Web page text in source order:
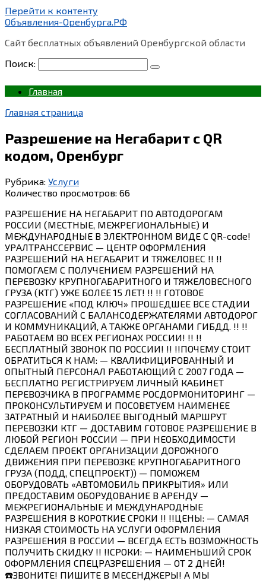
Перейти к контенту
Объявления-Оренбурга.РФ
Сайт бесплатных объявлений Оренбургской области
Поиск:
Главная
Главная страница
Разрешение на Негабарит с QR
кодом, Оренбург
Рубрика: Услуги
Количество просмотров: 66
РАЗРЕШЕНИЕ НА НЕГАБАРИТ ПО АВТОДОРОГАМ
РОССИИ (МЕСТНЫЕ, МЕЖРЕГИОНАЛЬНЫЕ) И
МЕЖДУНАРОДНЫЕ В ЭЛЕКТРОННОМ ВИДЕ С QR-code!
УРАЛТРАНССЕРВИС — ЦЕНТР ОФОРМЛЕНИЯ
РАЗРЕШЕНИЙ НА НЕГАБАРИТ И ТЯЖЕЛОВЕС !! !!
ПОМОГАЕМ С ПОЛУЧЕНИЕМ РАЗРЕШЕНИЙ НА
ПЕРЕВОЗКУ КРУПНОГАБАРИТНОГО И ТЯЖЕЛОВЕСНОГО
ГРУЗА (КТГ) УЖЕ БОЛЕЕ 15 ЛЕТ! !! !! ГОТОВОЕ
РАЗРЕШЕНИЕ «ПОД КЛЮЧ» ПРОШЕДШЕЕ ВСЕ СТАДИИ
СОГЛАСОВАНИЙ С БАЛАНСОДЕРЖАТЕЛЯМИ АВТОДОРОГ
И КОММУНИКАЦИЙ, А ТАКЖЕ ОРГАНАМИ ГИБДД. !! !!
РАБОТАЕМ ВО ВСЕХ РЕГИОНАХ РОССИИ! !! !!
БЕСПЛАТНЫЙ ЗВОНОК ПО РОССИИ! !! !!ПОЧЕМУ СТОИТ
ОБРАТИТЬСЯ К НАМ: — КВАЛИФИЦИРОВАННЫЙ И
ОПЫТНЫЙ ПЕРСОНАЛ РАБОТАЮЩИЙ С 2007 ГОДА —
БЕСПЛАТНО РЕГИСТРИРУЕМ ЛИЧНЫЙ КАБИНЕТ
ПЕРЕВОЗЧИКА В ПРОГРАММЕ РОСДОРМОНИТОРИНГ —
ПРОКОНСУЛЬТИРУЕМ И ПОСОВЕТУЕМ НАИМЕНЕЕ
ЗАТРАТНЫЙ И НАИБОЛЕЕ ВЫГОДНЫЙ МАРШРУТ
ПЕРЕВОЗКИ КТГ — ДОСТАВИМ ГОТОВОЕ РАЗРЕШЕНИЕ В
ЛЮБОЙ РЕГИОН РОССИИ — ПРИ НЕОБХОДИМОСТИ
СДЕЛАЕМ ПРОЕКТ ОРГАНИЗАЦИИ ДОРОЖНОГО
ДВИЖЕНИЯ ПРИ ПЕРЕВОЗКЕ КРУПНОГАБАРИТНОГО
ГРУЗА (ПОДД, СПЕЦПРОЕКТ)) — ПОМОЖЕМ
ОБОРУДОВАТЬ «АВТОМОБИЛЬ ПРИКРЫТИЯ» ИЛИ
ПРЕДОСТАВИМ ОБОРУДОВАНИЕ В АРЕНДУ —
МЕЖРЕГИОНАЛЬНЫЕ И МЕЖДУНАРОДНЫЕ
РАЗРЕШЕНИЯ В КОРОТКИЕ СРОКИ !! !!ЦЕНЫ: — САМАЯ
НИЗКАЯ СТОИМОСТЬ НА УСЛУГИ ОФОРМЛЕНИЯ
РАЗРЕШЕНИЯ В РОССИИ — ВСЕГДА ЕСТЬ ВОЗМОЖНОСТЬ
ПОЛУЧИТЬ СКИДКУ !! !!СРОКИ: — НАИМЕНЬШИЙ СРОК
ОФОРМЛЕНИЯ СПЕЦРАЗРЕШЕНИЯ — ОТ 2 ДНЕЙ!
☎️ЗВОНИТЕ! ПИШИТЕ В МЕСЕНДЖЕРЫ! А МЫ